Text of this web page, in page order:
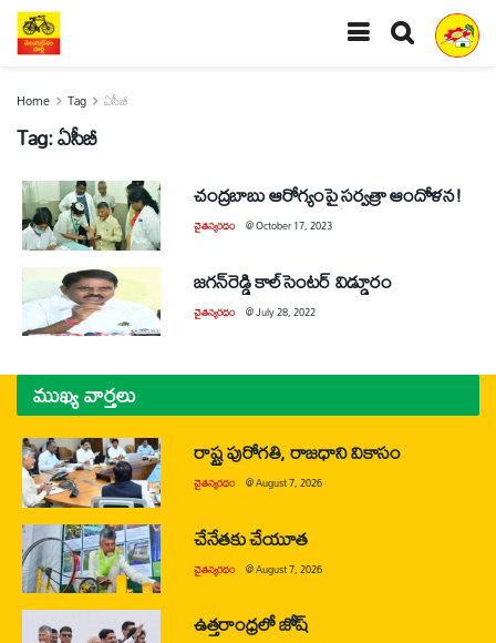
Home Tag ఏసీబీ
Tag:ఏసీబీ
చంద్రబాబు ఆరోగ్యంపై సర్వత్రా ఆందోళన!
చైతన్యరధం @October 17, 2023
జగన్‌రెడ్డి కాల్‌సెంటర్‌ విడ్డూరం
చైతన్యరధం @July 28, 2022
ముఖ్య వార్తలు
రాష్ట్ర పురోగతి, రాజధాని వికాసం
చైతన్యరధం @August 7, 2026
చేనేతకు చేయూత
చైతన్యరధం @August 7, 2026
ఉత్తరాంధ్రలో జోష్